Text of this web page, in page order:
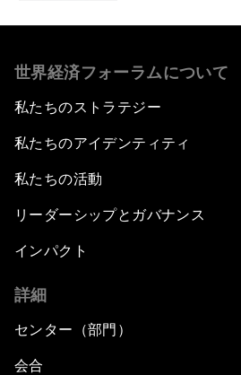
世界経済フォーラムについて
私たちのストラテジー
私たちのアイデンティティ
私たちの活動
リーダーシップとガバナンス
インパクト
詳細
センター（部門）
会合